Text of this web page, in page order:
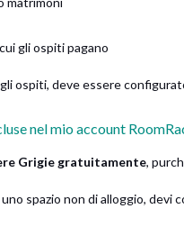
gli ospiti pagano
ospiti, deve essere
nel mio account
Grigie gratuitamente,
spazio non di alloggio, devi